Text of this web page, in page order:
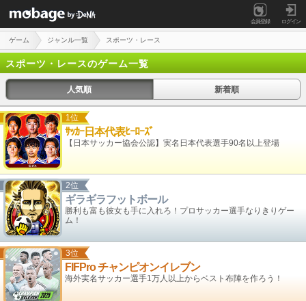
会員登録 ログイン
ゲーム ジャンル一覧 スポーツ・レース
スポーツ・レースのゲーム一覧
人気順 新着順
1位
ｻｯｶｰ日本代表ﾋｰﾛｰｽﾞ
【日本サッカー協会公認】実名日本代表選手90名以上登場
2位
ギラギラフットボール
勝利も富も彼女も手に入れろ！プロサッカー選手なりきりゲー
ム！
3位
FIFPro チャンピオンイレブン
海外実名サッカー選手1万人以上からベスト布陣を作ろう！